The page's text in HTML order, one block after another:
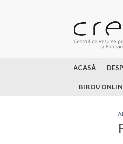
ACASĂ
BIROU